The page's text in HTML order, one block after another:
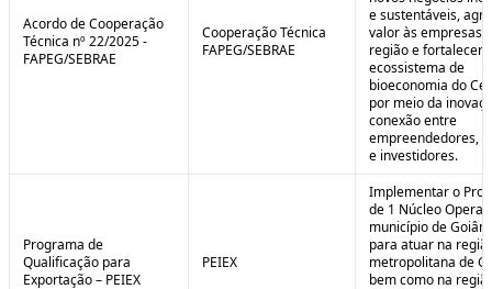
Acordo de Cooperação
Técnica nº 22/2025 -
FAPEG/SEBRAE
Cooperação Técnica
FAPEG/SEBRAE
e sustentáveis,
valor às empresas
região e fortalecer
ecossistema de
bioeconomia do
por meio da
conexão entre
empreendedores,
e investidores.
Programa de
Qualificação para
Exportação – PEIEX
PEIEX
Implementar o
de 1 Núcleo
município de
para atuar na
metropolitana de
bem como na